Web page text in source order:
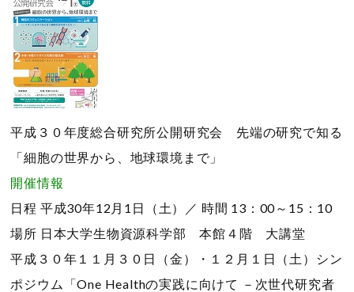
平成３０年度総合研究所公開研究会 先端の研究で知る
「細胞の世界から、地球環境まで」
開催情報
日程 平成30年12月1日（土）／ 時間 13：00～15：10
場所 日本大学生物資源科学部 本館４階 大講堂
平成３０年１１月３０日（金）・１２月１日（土）シン
ポジウム「One Healthの実践に向けて －次世代研究者